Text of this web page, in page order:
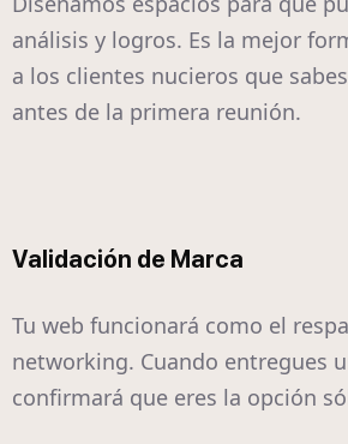
análisis y logros. Es la mejor
a los clientes nucieros que
antes de la primera reunión.
Validación de Marca
Tu web funcionará como el
networking. Cuando entregues
confirmará que eres la opción